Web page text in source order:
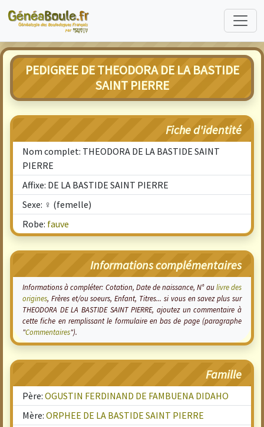
PEDIGREE DE THEODORA DE LA BASTIDE
SAINT PIERRE
Fiche d'identité
Nom complet: THEODORA DE LA BASTIDE SAINT
PIERRE
Affixe: DE LA BASTIDE SAINT PIERRE
Sexe: ♀ (femelle)
Robe: fauve
Informations complémentaires
Informations à compléter: Cotation, Date de naissance, N° aulivre des
origines, Frères et/ou soeurs, Enfant, Titres... si vous en savez plus sur
THEODORA DE LA BASTIDE SAINT PIERRE, ajoutez un commentaire à
cette fiche en remplissant le formulaire en bas de page (paragraphe
"Commentaires").
Famille
Père: OGUSTIN FERDINAND DE FAMBUENA DIDAHO
Mère: ORPHEE DE LA BASTIDE SAINT PIERRE